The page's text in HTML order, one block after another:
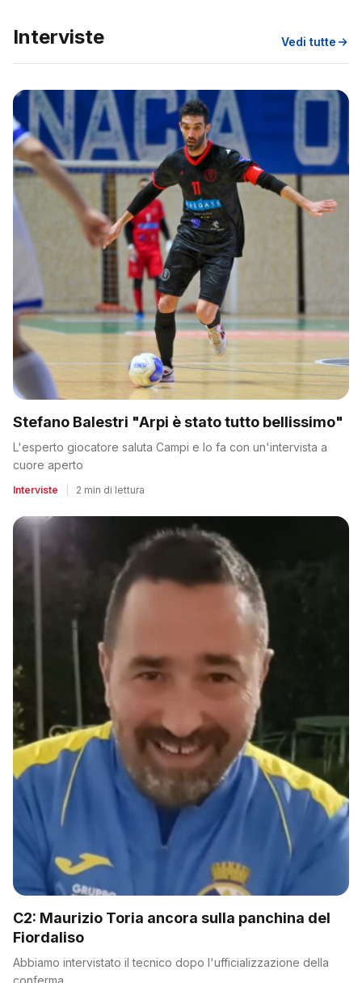
Interviste Vedi tutte
Stefano Balestri "Arpi è stato tutto bellissimo"
L'esperto giocatore saluta Campi e lo fa con un'intervista a
cuore aperto
Interviste 2 min di lettura
C2: Maurizio Toria ancora sulla panchina del
Fiordaliso
Abbiamo intervistato il tecnico dopo l'ufficializzazione della